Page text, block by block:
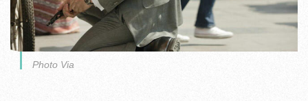
Photo Via